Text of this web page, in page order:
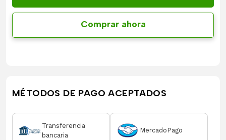
Comprar ahora
MÉTODOS DE PAGO ACEPTADOS
Transferencia
bancaria
MercadoPago